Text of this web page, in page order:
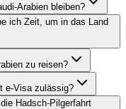
Arabien bleiben?
ich Zeit, um in das Land
zu reisen?
e-Visa zulässig?
Hadsch-Pilgerfahrt